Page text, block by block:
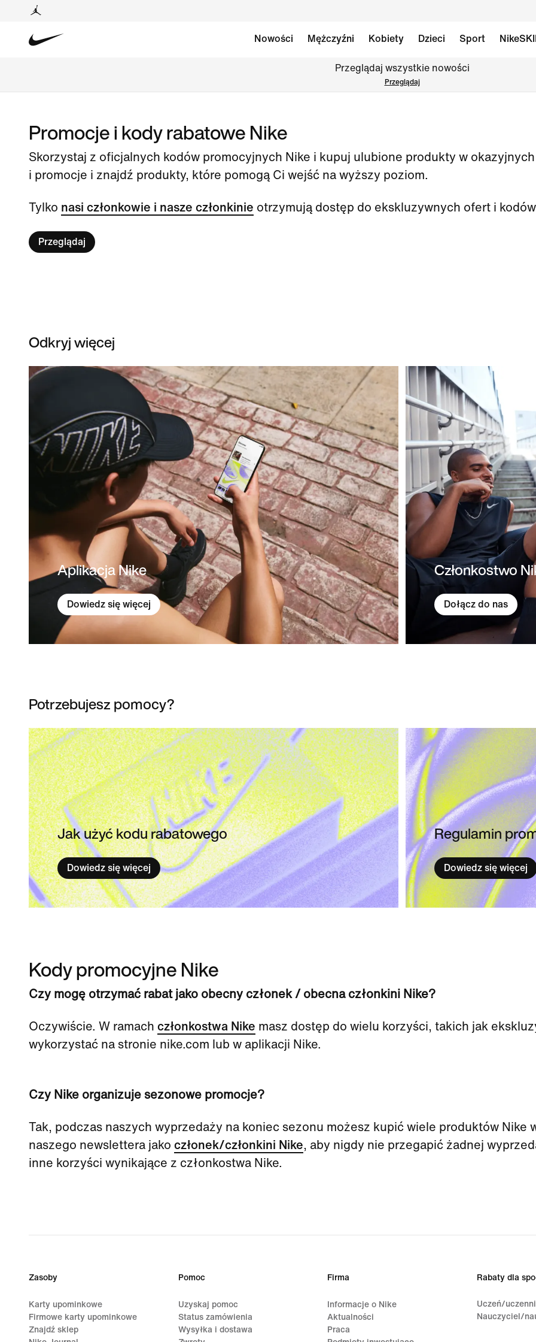
Nowości Mężczyźni Kobiety Dzieci Sport
Przeglądaj wszystkie nowości
Przeglądaj
Promocje i kody rabatowe Nike
Skorzystaj z oficjalnych kodów promocyjnych Nike i kupuj ulubione produkty w
i promocje i znajdź produkty, które pomogą Ci wejść na wyższy poziom.
Tylko nasi członkowie i nasze członkinie otrzymują dostęp do ekskluzywnych ofert i
Przeglądaj
Odkryj więcej
Aplikacja Nike
Dowiedz się więcej
Członkostwo
Dołącz do nas
Potrzebujesz pomocy?
Jak użyć kodu rabatowego
Dowiedz się więcej
Regulamin
Dowiedz się więcej
Kody promocyjne Nike
Czy mogę otrzymać rabat jako obecny członek / obecna członkini Nike?
Oczywiście. W ramach członkostwa Nike masz dostęp do wielu korzyści, takich jak
wykorzystać na stronie nike.com lub w aplikacji Nike.
Czy Nike organizuje sezonowe promocje?
Tak, podczas naszych wyprzedaży na koniec sezonu możesz kupić wiele produktów Nike
naszego newslettera jako członek/członkini Nike, aby nigdy nie przegapić żadnej
inne korzyści wynikające z członkostwa Nike.
Zasoby
Karty upominkowe
Firmowe karty upominkowe
Znajdź sklep
Pomoc
Uzyskaj pomoc
Status zamówienia
Wysyłka i dostawa
Firma
Informacje o Nike
Aktualności
Praca
Rabaty dla
Uczeń/
Nauczyciel/